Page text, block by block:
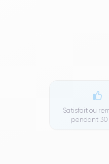
Satisfait ou
pendant 30